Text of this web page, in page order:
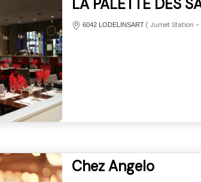
LA PALETTE DES
6042 LODELINSART ( Jumet Station -
Chez Angelo